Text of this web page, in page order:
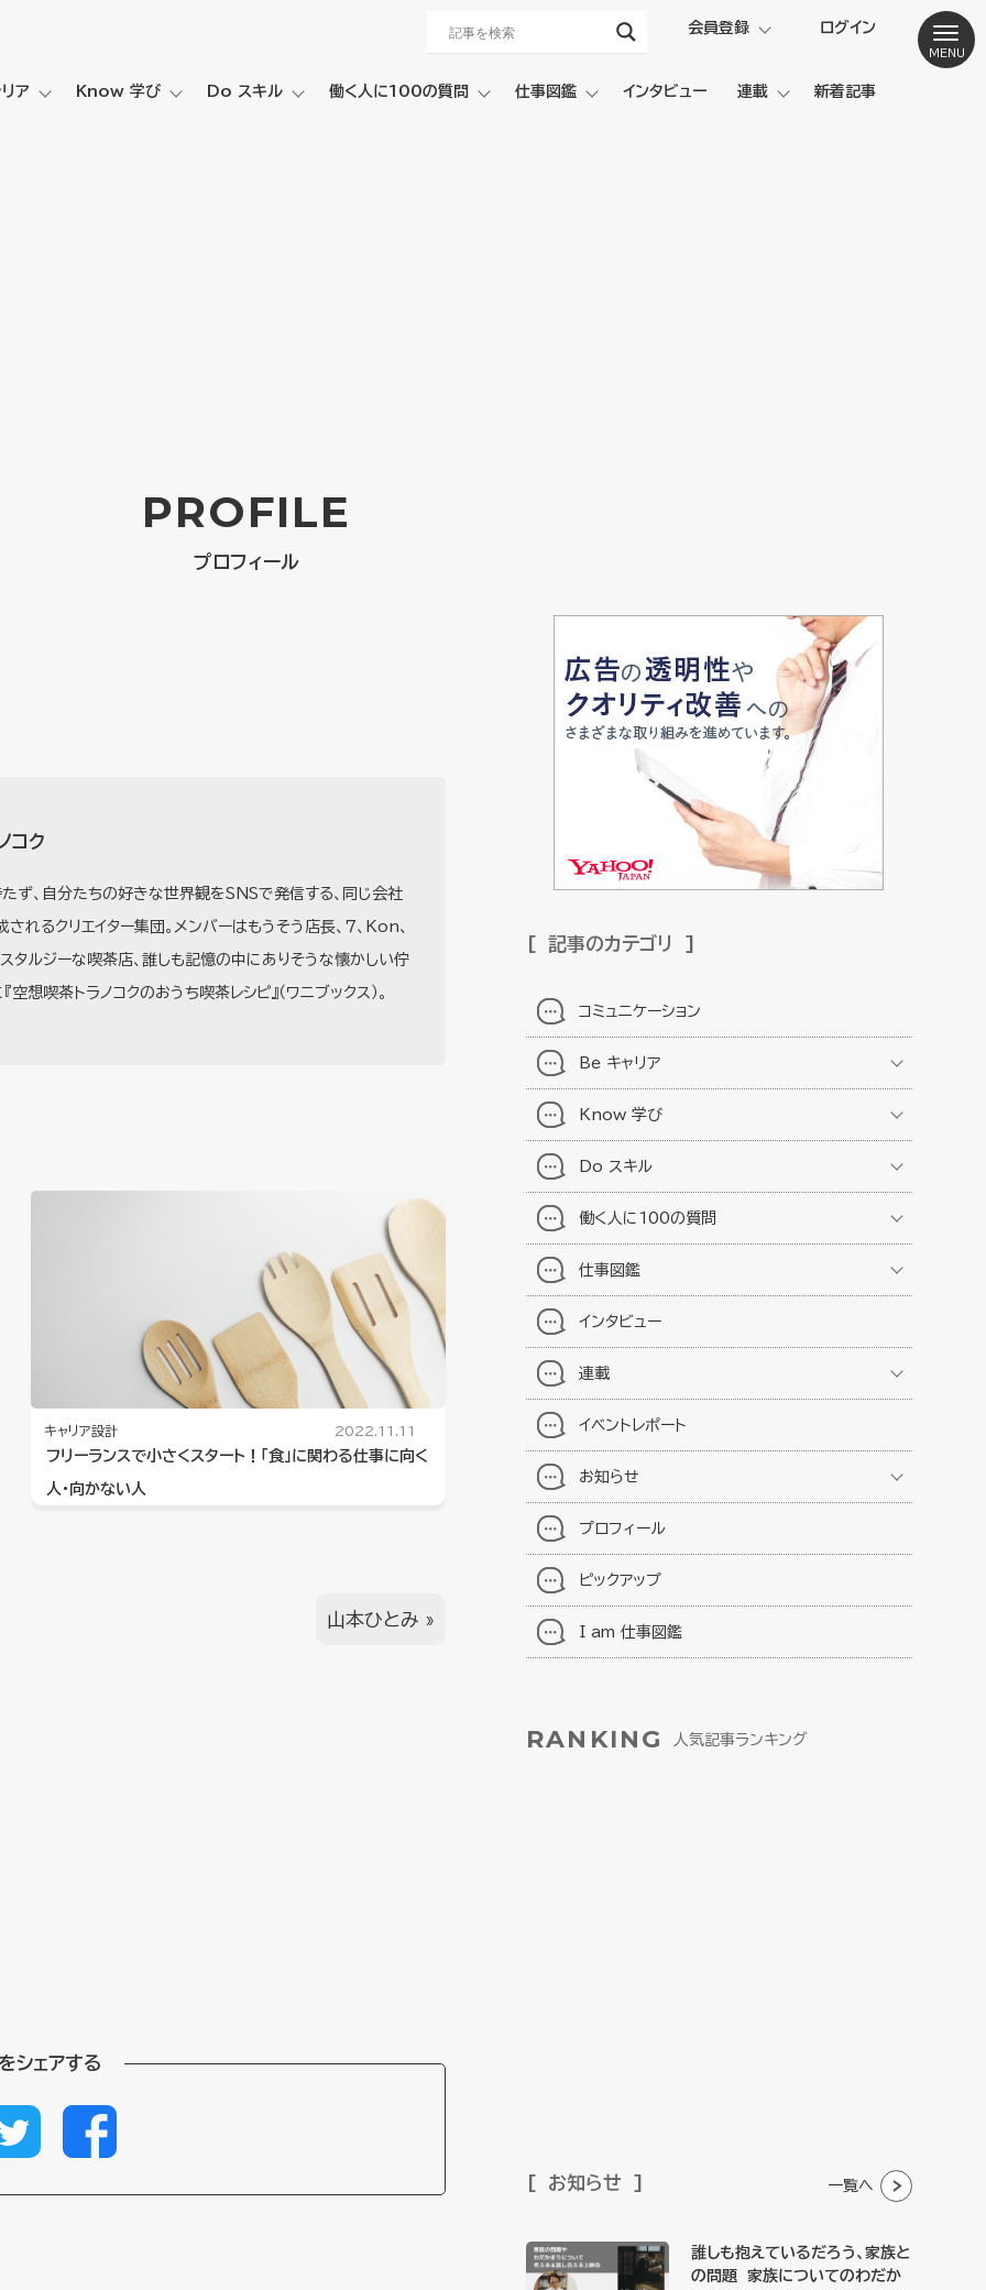
会員登録 ログイン
ア Know 学び Do スキル 働く人に100の質問 仕事図鑑 インタビュー 連載 新着記事
PROFILE
プロフィール
コク
ず、自分たちの好きな世界観をSNSで発信する、同じ会社
れるクリエイター集団。メンバーはもうそう店長、７、Kon、
スタルジーな喫茶店、誰しも記憶の中にありそうな懐かしい佇
空想喫茶トラノコクのおうち喫茶レシピ』（ワニブックス）。
キャリア設計 2022.11.11
フリーランスで小さくスタート！「食」に関わる仕事に向く
人・向かない人
山本ひとみ »
シェアする
記事のカテゴリ
コミュニケーション
Be キャリア
Know 学び
Do スキル
働く人に100の質問
仕事図鑑
インタビュー
連載
イベントレポート
お知らせ
プロフィール
ピックアップ
I am 仕事図鑑
RANKING 人気記事ランキング
お知らせ 一覧へ
誰しも抱えているだろう、家族と
の問題 家族についてのわだか